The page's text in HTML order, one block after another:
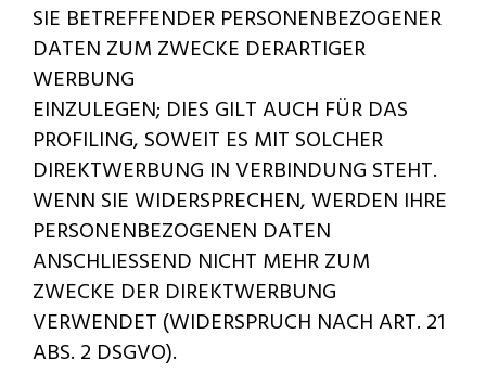
SIE BETREFFENDER PERSONENBEZOGENER
DATEN ZUM ZWECKE DERARTIGER
WERBUNG
EINZULEGEN; DIES GILT AUCH FÜR DAS
PROFILING, SOWEIT ES MIT SOLCHER
DIREKTWERBUNG IN VERBINDUNG STEHT.
WENN SIE WIDERSPRECHEN, WERDEN IHRE
PERSONENBEZOGENEN DATEN
ANSCHLIESSEND NICHT MEHR ZUM
ZWECKE DER DIREKTWERBUNG
VERWENDET (WIDERSPRUCH NACH ART. 21
ABS. 2 DSGVO).